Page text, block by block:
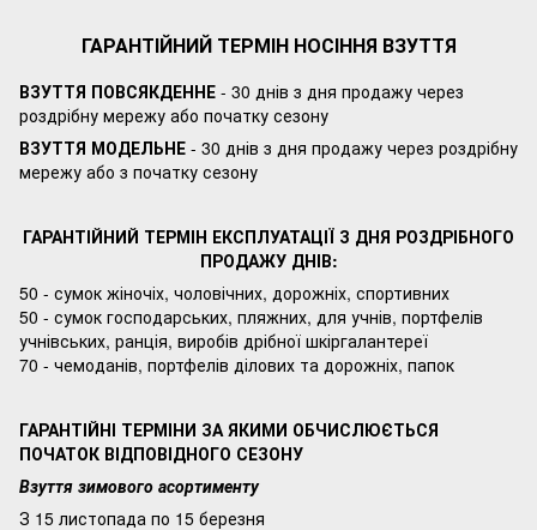
ГАРАНТІЙНИЙ ТЕРМІН НОСІННЯ ВЗУТТЯ
ВЗУТТЯ ПОВСЯКДЕННЕ - 30 днів з дня продажу через
роздрібну мережу або початку сезону
ВЗУТТЯ МОДЕЛЬНЕ - 30 днів з дня продажу через роздрібну
мережу або з початку сезону
ГАРАНТІЙНИЙ ТЕРМІН ЕКСПЛУАТАЦІЇ З ДНЯ РОЗДРІБНОГО
ПРОДАЖУ ДНІВ:
50 - сумок жіночіх, чоловічних, дорожніх, спортивних
50 - сумок господарських, пляжних, для учнів, портфелів
учнівських, ранція, виробів дрібної шкіргалантереї
70 - чемоданів, портфелів ділових та дорожніх, папок
ГАРАНТІЙНІ ТЕРМІНИ ЗА ЯКИМИ ОБЧИСЛЮЄТЬСЯ
ПОЧАТОК ВІДПОВІДНОГО СЕЗОНУ
Взуття зимового асортименту
З 15 листопада по 15 березня